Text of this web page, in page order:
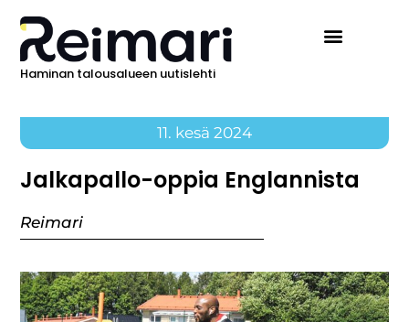
Haminan talousalueen uutislehti
11. kesä 2024
Jalkapallo-oppia Englannista
Reimari